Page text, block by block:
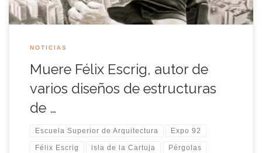
NOTICIAS
Muere Félix Escrig, autor de
varios diseños de estructuras
de …
Escuela Superior de Arquitectura Expo 92
Félix Escrig isla de la Cartuja Pérgolas